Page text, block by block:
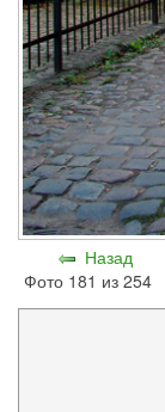
Назад
Фото 181 из 254